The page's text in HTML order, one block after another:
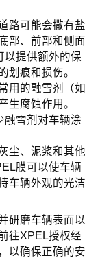
路可能会撒有盐
部、前部和侧面
以提供额外的保
划痕和损伤。
用的融雪剂（如
生腐蚀作用。
融雪剂对车辆涂
尘、泥浆和其他
膜可以使车辆
车辆外观的光洁
研磨车辆表面以
往XPEL授权经
以确保正确的安